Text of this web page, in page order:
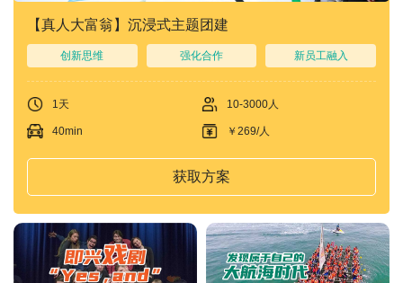
【真人大富翁】沉浸式主题团建
创新思维 强化合作 新员工融入
1天 10-3000人
40min ￥269/人
获取方案